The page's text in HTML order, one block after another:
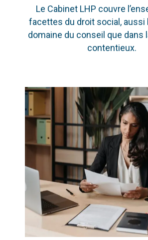
Le Cabinet LHP couvre
facettes du droit social, aussi
domaine du conseil que dans
contentieux.